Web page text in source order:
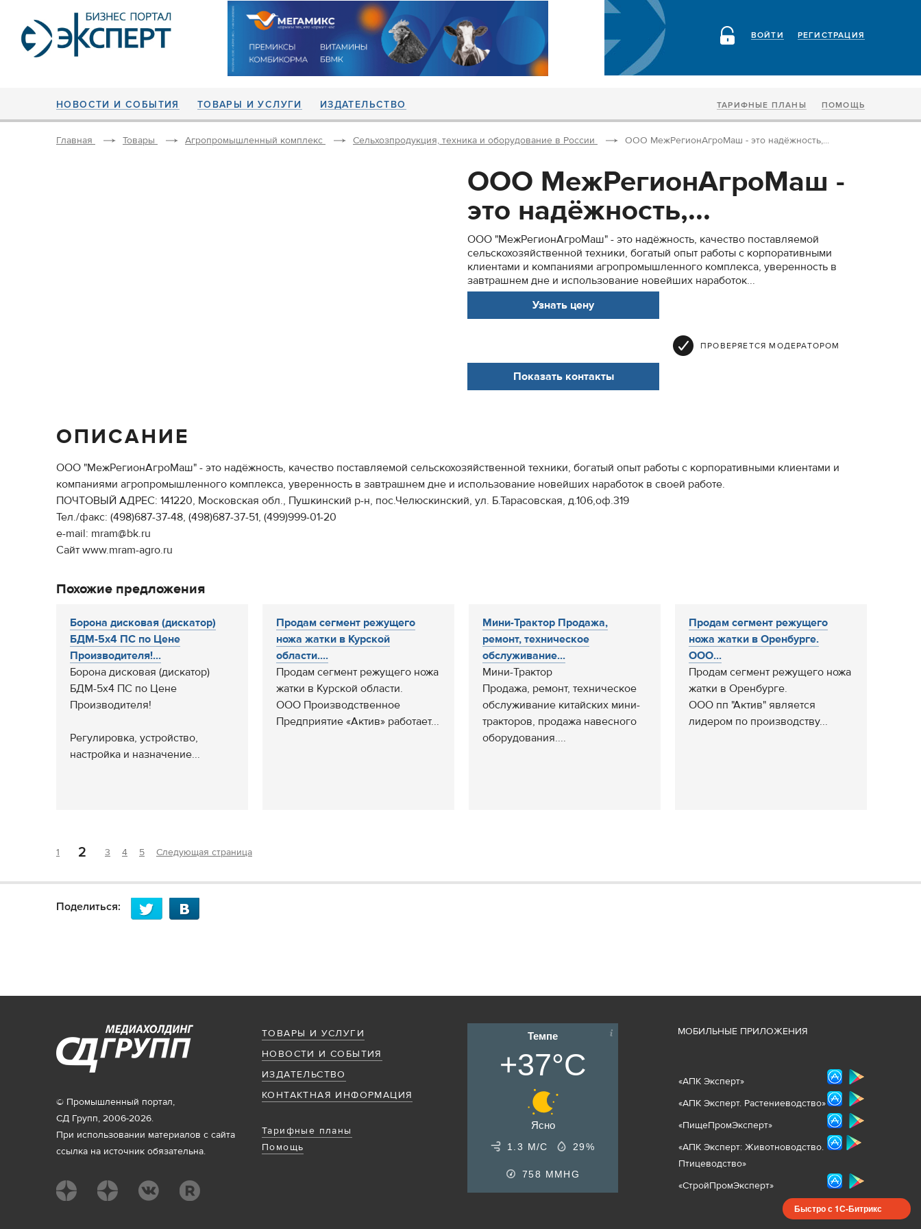
РЕГИСТРАЦИЯ
ВОЙТИ
НОВОСТИ И СОБЫТИЯ ТОВАРЫ И УСЛУГИ ИЗДАТЕЛЬСТВО ТАРИФНЫЕ ПЛАНЫ ПОМОЩЬ
Главная Товары Агропромышленный комплекс Сельхозпродукция, техника и оборудование в России ООО МежРегионАгроМаш - это надёжность,...
ООО МежРегионАгроМаш -
это надёжность,...
ООО "МежРегионАгроМаш" - это надёжность, качество поставляемой
сельскохозяйственной техники, богатый опыт работы с корпоративными
клиентами и компаниями агропромышленного комплекса, уверенность в
завтрашнем дне и использование новейших наработок...
Узнать цену
ПРОВЕРЯЕТСЯ МОДЕРАТОРОМ
Показать контакты
ОПИСАНИЕ
ООО "МежРегионАгроМаш" - это надёжность, качество поставляемой сельскохозяйственной техники, богатый опыт работы с корпоративными клиентами и
компаниями агропромышленного комплекса, уверенность в завтрашнем дне и использование новейших наработок в своей работе.
ПОЧТОВЫЙ АДРЕС: 141220, Московская обл., Пушкинский р-н, пос.Челюскинский, ул. Б.Тарасовская, д.106,оф.319
Тел./факс: (498)687-37-48, (498)687-37-51, (499)999-01-20
e-mail: mram@bk.ru
Сайт www.mram-agro.ru
Похожие предложения
Борона дисковая (дискатор)
БДМ-5х4 ПС по Цене
Производителя!...
Борона дисковая (дискатор)
БДМ-5х4 ПС по Цене
Производителя!
Регулировка, устройство,
настройка и назначение...
Продам сегмент режущего
ножа жатки в Курской
области....
Продам сегмент режущего ножа
жатки в Курской области.
ООО Производственное
Предприятие «Актив» работает...
Мини-Трактор Продажа,
ремонт, техническое
обслуживание...
Мини-Трактор
Продажа, ремонт, техническое
обслуживание китайских мини-
тракторов, продажа навесного
оборудования....
Продам сегмент режущего
ножа жатки в Оренбурге.
ООО...
Продам сегмент режущего ножа
жатки в Оренбурге.
ООО пп "Актив" является
лидером по производству...
1 2 3 4 5 Следующая страница
Поделиться:
ТОВАРЫ И УСЛУГИ
НОВОСТИ И СОБЫТИЯ
ИЗДАТЕЛЬСТВО
КОНТАКТНАЯ ИНФОРМАЦИЯ
Тарифные планы
Помощь
© Промышленный портал,
СД Групп, 2006-2026.
При использовании материалов с сайта
ссылка на источник обязательна.
Темпе
+37°C
Ясно
1.3 М/С 29%
758 MMHG
МОБИЛЬНЫЕ ПРИЛОЖЕНИЯ
«АПК Эксперт»
«АПК Эксперт. Растениеводство»
«ПищеПромЭксперт»
«АПК Эксперт: Животноводство.
Птицеводство»
«СтройПромЭксперт»
Быстро с 1С-Битрикс